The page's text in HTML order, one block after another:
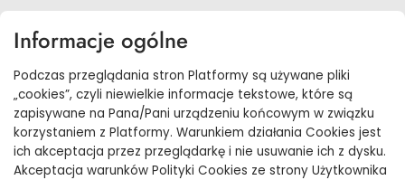
Informacje ogólne
Podczas przeglądania stron Platformy są używane pliki
„cookies”, czyli niewielkie informacje tekstowe, które są
zapisywane na Pana/Pani urządzeniu końcowym w związku
korzystaniem z Platformy. Warunkiem działania Cookies jest
ich akceptacja przez przeglądarkę i nie usuwanie ich z dysku.
Akceptacja warunków Polityki Cookies ze strony Użytkownika